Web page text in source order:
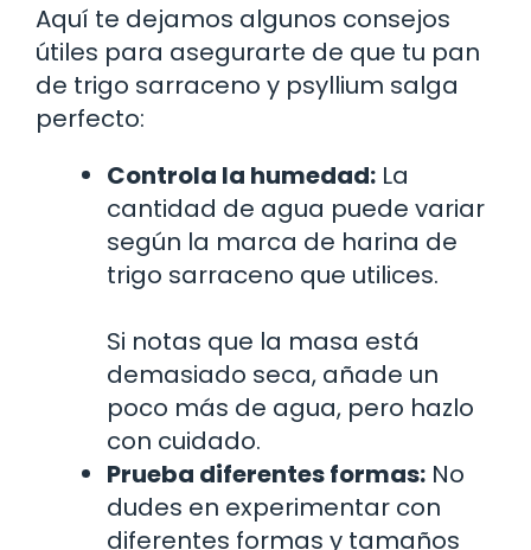
Aquí te dejamos algunos consejos
útiles para asegurarte de que tu pan
de trigo sarraceno y psyllium salga
perfecto:
Controla la humedad: La
cantidad de agua puede variar
según la marca de harina de
trigo sarraceno que utilices.
Si notas que la masa está
demasiado seca, añade un
poco más de agua, pero hazlo
con cuidado.
Prueba diferentes formas: No
dudes en experimentar con
diferentes formas y tamaños